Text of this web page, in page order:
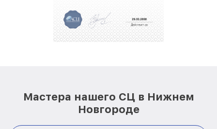
Мастера нашего СЦ в Нижнем
Новгороде